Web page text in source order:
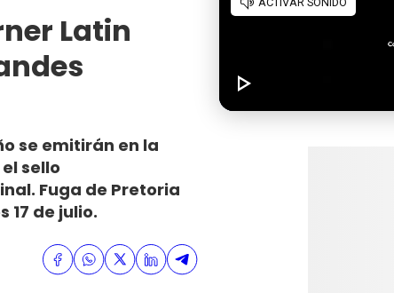
Latin
se emitirán en la
sello
Fuga de Pretoria
17 de julio.